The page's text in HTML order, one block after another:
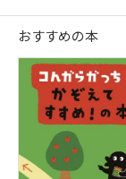
おすすめの本